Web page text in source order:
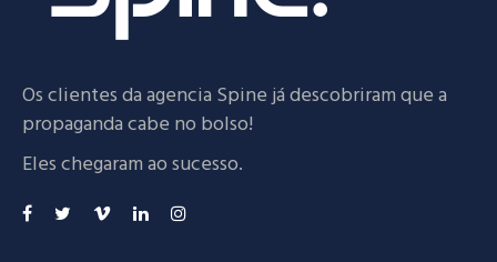
Os clientes da agencia Spine já descobriram que a
propaganda cabe no bolso!
Eles chegaram ao sucesso.